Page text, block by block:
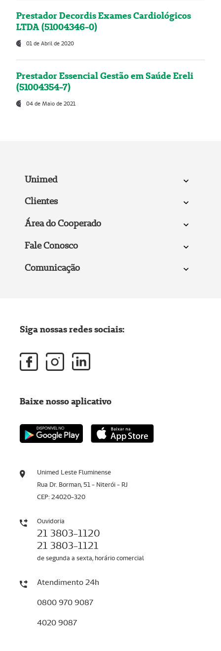
Prestador Decordis Exames Cardiológicos
LTDA (51004346-0)
01 de Abril de 2020
Prestador Essencial Gestão em Saúde Ereli
(51004354-7)
04 de Maio de 2021
Unimed
Clientes
Área do Cooperado
Fale Conosco
Comunicação
Unimed Leste Fluminense
Rua Dr. Borman, 51 - Niterói - RJ
CEP: 24020-320
Ouvidoria
21 3803-1120
21 3803-1121
de segunda a sexta, horário comercial
Atendimento 24h
0800 970 9087
4020 9087
Siga nossas redes sociais:
Baixe nosso aplicativo